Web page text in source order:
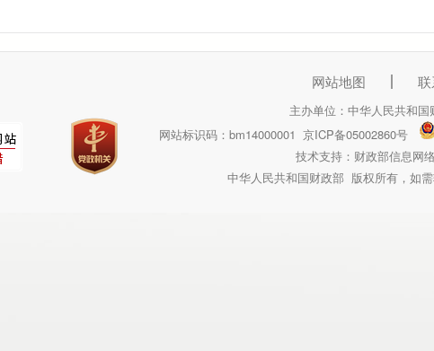
网站地图
主办单位：中华人民共和国
网站标识码：bm14000001 京ICP备05002860号
技术支持：财政部信息网
中华人民共和国财政部 版权所有，如